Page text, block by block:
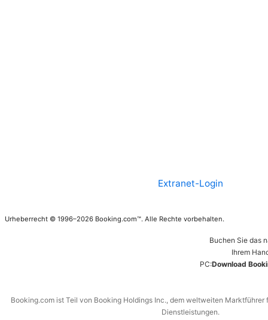
Extranet-Login
Urheberrecht © 1996–2026 Booking.com™. Alle Rechte vorbehalten.
Buchen Sie das
Ihrem
PC:Download
Booking.com ist Teil von Booking Holdings Inc., dem weltweiten
Dienstleistungen.